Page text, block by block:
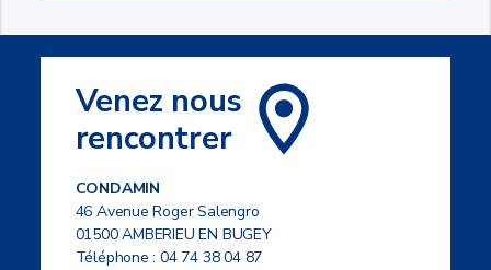
Venez nous
rencontrer
CONDAMIN
46 Avenue Roger Salengro
01500 AMBERIEU EN BUGEY
Téléphone :04 74 38 04 87